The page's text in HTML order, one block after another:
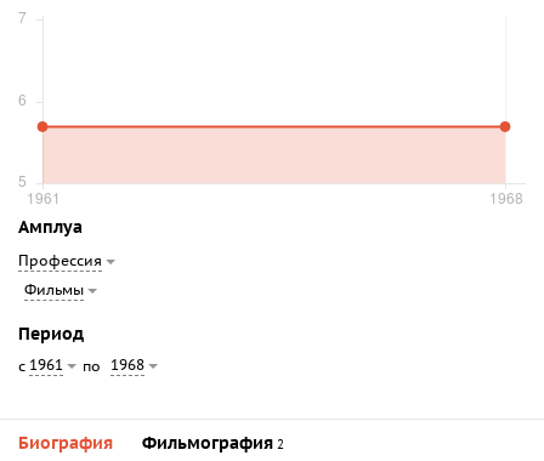
Амплуа
Профессия
Фильмы
Период
с 1961 по 1968
Биография Фильмография 2